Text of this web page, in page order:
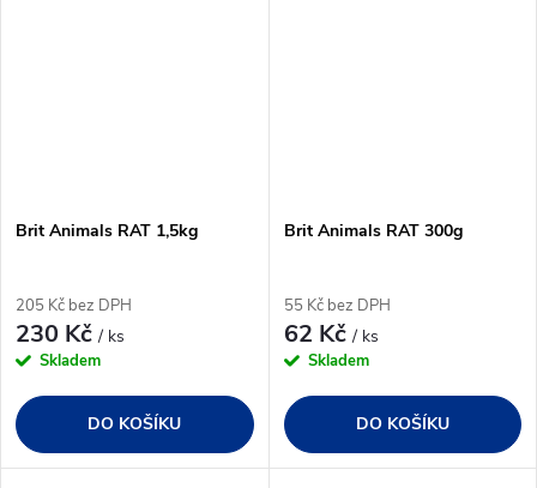
Brit Animals RAT 1,5kg
205 Kč bez DPH
230 Kč/ ks
Skladem
DO KOŠÍKU
Brit Animals RAT 300g
55 Kč bez DPH
62 Kč/ ks
Skladem
DO KOŠÍKU